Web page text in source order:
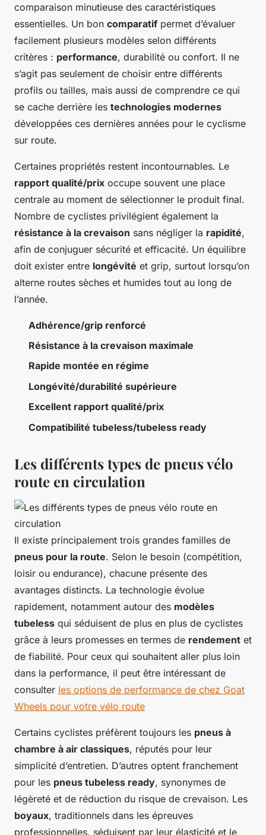
comparaison minutieuse des caractéristiques
essentielles. Un bon comparatif permet d’évaluer
facilement plusieurs modèles selon différents
critères : performance, durabilité ou confort. Il ne
s’agit pas seulement de choisir entre différents
profils ou tailles, mais aussi de comprendre ce qui
se cache derrière les technologies modernes
développées ces dernières années pour le cyclisme
sur route.
Certaines propriétés restent incontournables. Le
rapport qualité/prix occupe souvent une place
centrale au moment de sélectionner le produit final.
Nombre de cyclistes privilégient également la
résistance à la crevaison sans négliger la rapidité,
afin de conjuguer sécurité et efficacité. Un équilibre
doit exister entre longévité et grip, surtout lorsqu’on
alterne routes sèches et humides tout au long de
l’année.
Adhérence/grip renforcé
Résistance à la crevaison maximale
Rapide montée en régime
Longévité/durabilité supérieure
Excellent rapport qualité/prix
Compatibilité tubeless/tubeless ready
Les différents types de pneus vélo
route en circulation
Il existe principalement trois grandes familles de
pneus pour la route. Selon le besoin (compétition,
loisir ou endurance), chacune présente des
avantages distincts. La technologie évolue
rapidement, notamment autour des modèles
tubeless qui séduisent de plus en plus de cyclistes
grâce à leurs promesses en termes de rendement et
de fiabilité. Pour ceux qui souhaitent aller plus loin
dans la performance, il peut être intéressant de
consulter les options de performance de chez Goat
Wheels pour votre vélo route
Certains cyclistes préfèrent toujours les pneus à
chambre à air classiques, réputés pour leur
simplicité d’entretien. D’autres optent franchement
pour les pneus tubeless ready, synonymes de
légèreté et de réduction du risque de crevaison. Les
boyaux, traditionnels dans les épreuves
professionnelles, séduisent par leur élasticité et le